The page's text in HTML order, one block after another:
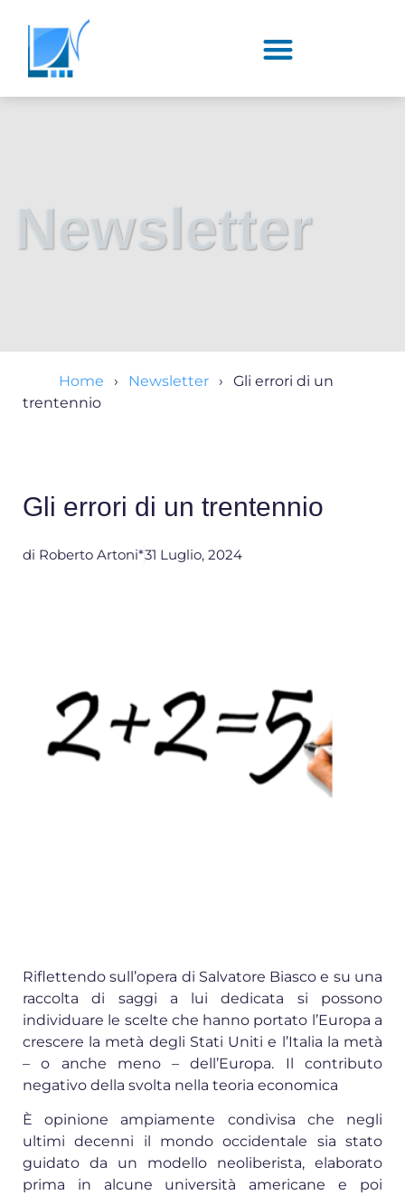
Newsletter
Home Newsletter
Gli errori di un
trentennio
Gli errori di un trentennio
di Roberto Artoni*31 Luglio, 2024
Riflettendo sull’opera di Salvatore Biasco e su una
raccolta di saggi a lui dedicata si possono
individuare le scelte che hanno portato l’Europa a
crescere la metà degli Stati Uniti e l’Italia la metà
– o anche meno – dell’Europa. Il contributo
negativo della svolta nella teoria economica
È opinione ampiamente condivisa che negli
ultimi decenni il mondo occidentale sia stato
guidato da un modello neoliberista, elaborato
prima in alcune università americane e poi